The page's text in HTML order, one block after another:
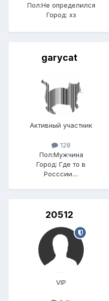
Пол:Не определился
Город: хз
garycat
Активный участник
128
Пол:Мужчина
Город: Где то в
Росссии....
20512
VIP